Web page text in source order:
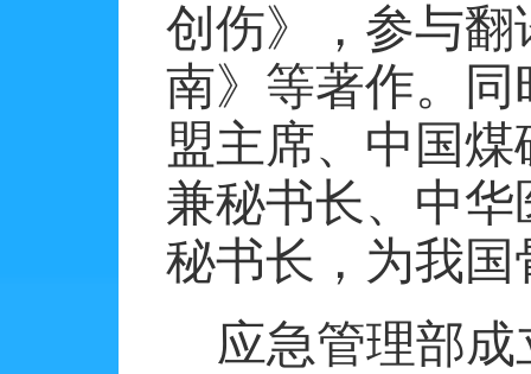
创伤》，参与
南》等著作。
盟主席、中国
兼秘书长、中
秘书长，为我
应急管理部